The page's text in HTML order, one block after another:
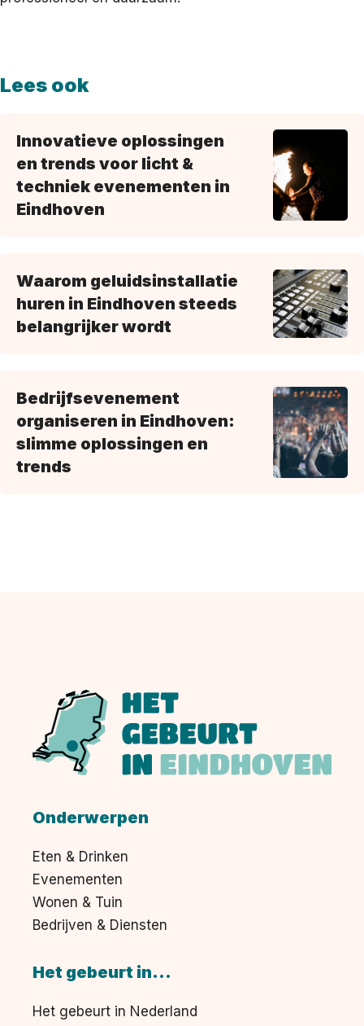
Lees ook
Innovatieve oplossingen
en trends voor licht &
techniek evenementen in
Eindhoven
Waarom geluidsinstallatie
huren in Eindhoven steeds
belangrijker wordt
Bedrijfsevenement
organiseren in Eindhoven:
slimme oplossingen en
trends
Onderwerpen
Eten & Drinken
Evenementen
Wonen & Tuin
Bedrijven & Diensten
Het gebeurt in...
Het gebeurt in Nederland